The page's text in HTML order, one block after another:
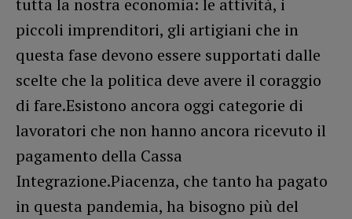
piccoli imprenditori, gli artigiani che in
questa fase devono essere supportati dalle
scelte che la politica deve avere il coraggio
di fare.Esistono ancora oggi categorie di
lavoratori che non hanno ancora ricevuto il
pagamento della Cassa
Integrazione.Piacenza, che tanto ha pagato
in questa pandemia, ha bisogno più del